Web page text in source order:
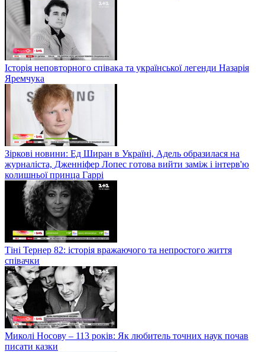
Історія неповторного співака та української легенди Назарія
Яремчука
Зіркові новини: Ед Ширан в Україні, Адель образилася на
журналіста, Дженніфер Лопес готова вийти заміж і інтерв'ю
колишньої принца Гаррі
Тіні Тернер 82: історія вражаючого та непростого життя
співачки
Миколі Носову – 113 років: Як любитель точних наук почав
писати казки